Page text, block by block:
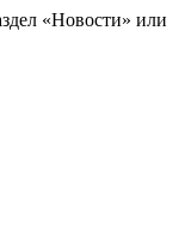
«Новости» или